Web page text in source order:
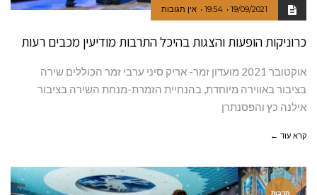
19/09/2021
19:54 אין תגובות
כרוניקות הופעות והצגות בהיכל התרבות מודיעין מכבים רעות
אוקטובר 2021 מועדון זמר- אריק סיני ערבי זמר הכוללים שירה
בציבור באווירה מיוחדת, בהנחיית הזמרת-מנחת השירה בציבור
אילנה כץ והפסנתרן
קרא עוד ←
תרבות